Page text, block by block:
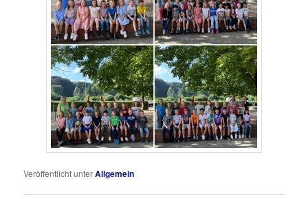
Veröffentlicht unterAllgemein